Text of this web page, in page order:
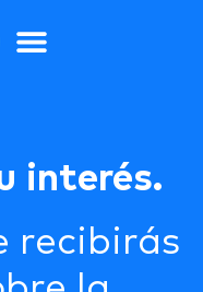
interés.
recibirás